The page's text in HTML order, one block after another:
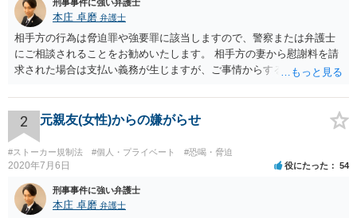
刑事事件に強い弁護士
本庄 卓磨 弁護士
相手方の行為は脅迫罪や強要罪に該当しますので、警察または弁護士
にご相談されることをお勧めいたします。 相手方の妻から慰謝料を請
求された場合は支払い義務が生じますが、ご事情からすると減額交渉
2 元親友(女性)からの嫌がらせ
#ストーカー規制法 #個人・プライベート #恐喝・脅迫
2020年7月6日 役にたった 54
刑事事件に強い弁護士
本庄 卓磨 弁護士